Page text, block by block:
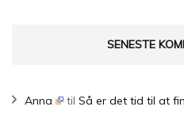
SENESTE
Anna tilSå er det tid til at